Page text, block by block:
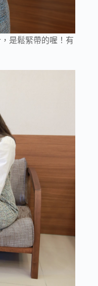
是鬆緊帶的喔！有